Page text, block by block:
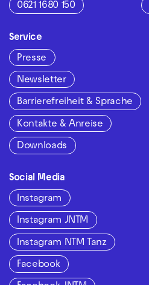
0621 1680 150
Service
Presse
Newsletter
Barrierefreiheit & Sprache
Kontakte & Anreise
Downloads
Social Media
Instagram
Instagram JNTM
Instagram NTM Tanz
Facebook